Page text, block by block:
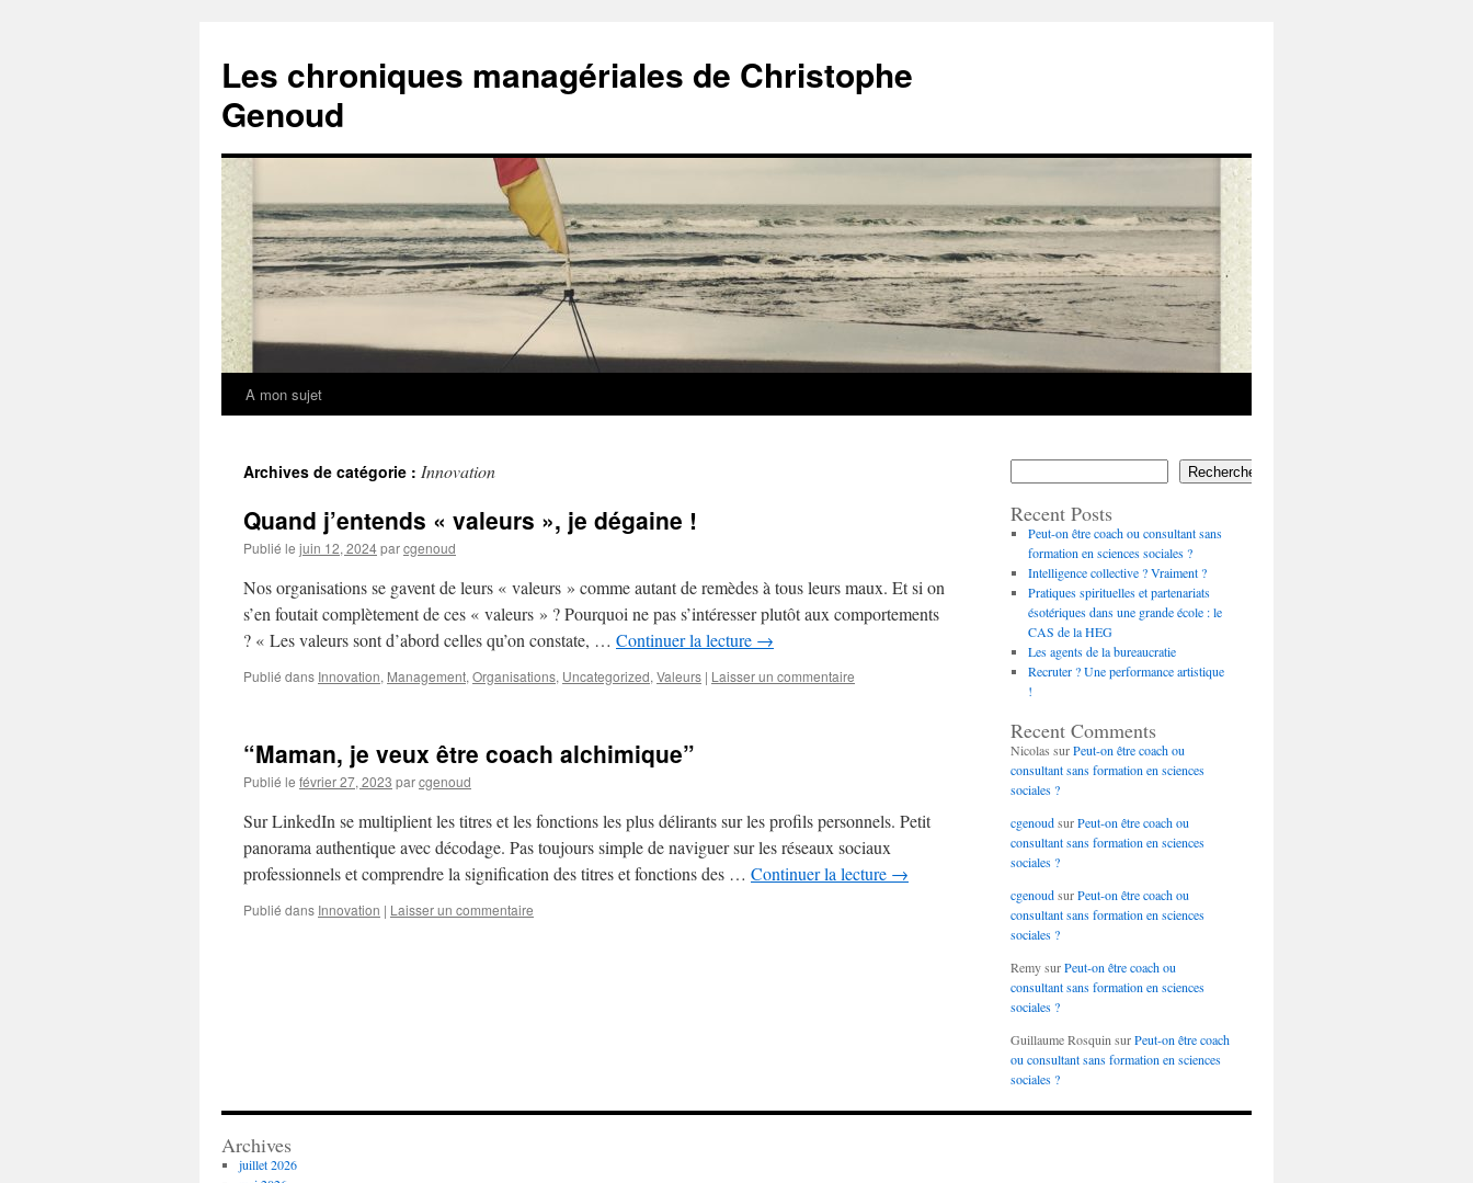
Les chroniques managériales de Christophe
Genoud
Aller
contenu
A mon sujet
Archives de catégorie : Innovation
Quand j’entends « valeurs », je dégaine !
Publié le juin 12, 2024parcgenoud
Nos organisations se gavent de leurs « valeurs » comme autant de remèdes à tous leurs maux. Et si on
s’en foutait complètement de ces « valeurs » ? Pourquoi ne pas s’intéresser plutôt aux comportements
? « Les valeurs sont d’abord celles qu’on constate, … Continuer la lecture →
Publié dans Innovation, Management, Organisations, Uncategorized, Valeurs | Laisser un commentaire
“Maman, je veux être coach alchimique”
Publié le février 27, 2023 parcgenoud
Sur LinkedIn se multiplient les titres et les fonctions les plus délirants sur les profils personnels. Petit
panorama authentique avec décodage. Pas toujours simple de naviguer sur les réseaux sociaux
professionnels et comprendre la signification des titres et fonctions des … Continuer la lecture →
Publié dans Innovation | Laisser un commentaire
Rechercher
Recent Posts
Peut-on être coach ou consultant sans
formation en sciences sociales ?
Intelligence collective ? Vraiment ?
Pratiques spirituelles et partenariats
ésotériques dans une grande école : le
CAS de la HEG
Les agents de la bureaucratie
Recruter ? Une performance artistique
!
Recent Comments
Nicolas surPeut-on être coach ou
consultant sans formation en sciences
sociales ?
cgenoudsurPeut-on être coach ou
consultant sans formation en sciences
sociales ?
cgenoudsurPeut-on être coach ou
consultant sans formation en sciences
sociales ?
RemysurPeut-on être coach ou
consultant sans formation en sciences
sociales ?
Guillaume Rosquin surPeut-on être coach
ou consultant sans formation en sciences
sociales ?
Archives
juillet 2026